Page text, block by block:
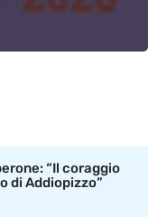
“Il coraggio
di Addiopizzo”